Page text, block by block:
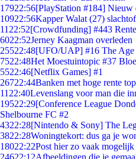
17922:56[PlayStation #184] Nieuw
10922:56Kapper Walat (27)
11 22:52[Crowdfunding] #443
6022:52Jerney Kaagman overleden
25522:48[UFO/UAP] #16 The Age
7522:48Het Moestuintopic #37
5522:46[Netflix Games] #1
26722:44Banken met hoge rente
11 22:40Levenslang voor man die
19522:29[Conference League
Shelbourne FC #2
4322:28[Nintendo & Sony] The
3822:28Woningtekort: dus ga je
18022:22Post hier zo vaak
24622:12Afbeeldingen die je